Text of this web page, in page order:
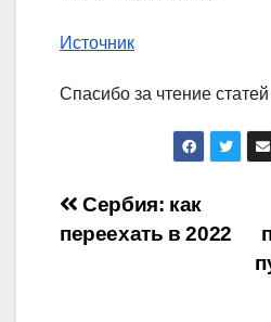
Источник
Спасибо за чтение
Навигация
по
Сербия: как
переехать в 2022